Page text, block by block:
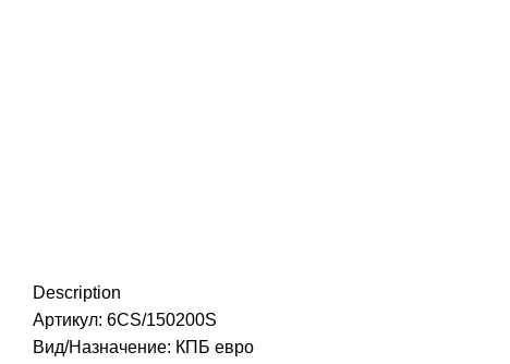
Description
Артикул: 6CS/150200S
Вид/Назначение: КПБ евро